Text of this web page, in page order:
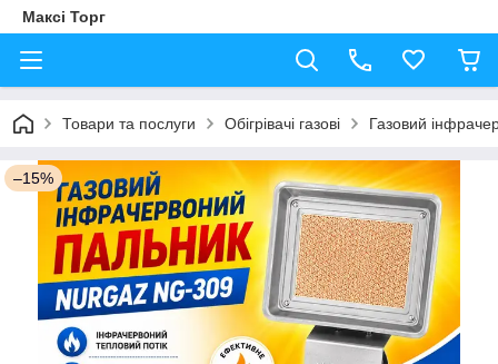
Максі Торг
Товари та послуги Обігрівачі газові Газовий
–15%